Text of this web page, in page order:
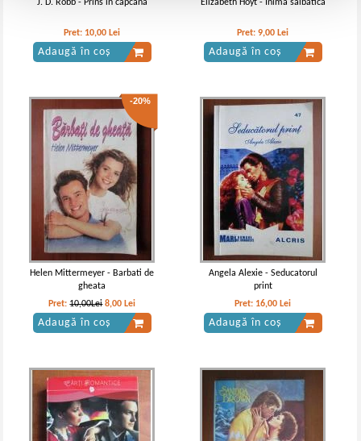
J. D. Robb - Prins in capcana
Pret: 10,00 Lei
Adaugă în coș
Elizabeth Hoyt - Inima salbatica
Pret:9,00 Lei
Adaugă în coș
-20%
Helen Mittermeyer - Barbati de
gheata
Pret:10,00Lei 8,00 Lei
Adaugă în coș
Angela Alexie - Seducatorul
print
Pret: 16,00 Lei
Adaugă în coș